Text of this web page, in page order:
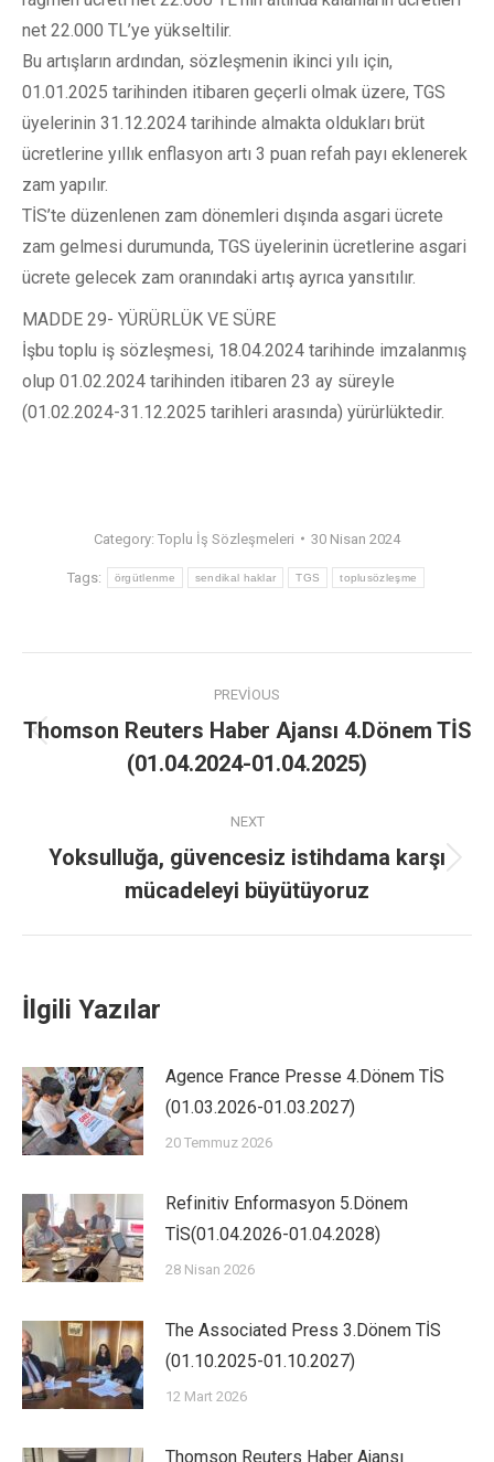
net 22.000 TL’ye yükseltilir.
Bu artışların ardından, sözleşmenin ikinci yılı için,
01.01.2025 tarihinden itibaren geçerli olmak üzere, TGS
üyelerinin 31.12.2024 tarihinde almakta oldukları brüt
ücretlerine yıllık enflasyon artı 3 puan refah payı eklenerek
zam yapılır.
TİS’te düzenlenen zam dönemleri dışında asgari ücrete
zam gelmesi durumunda, TGS üyelerinin ücretlerine asgari
ücrete gelecek zam oranındaki artış ayrıca yansıtılır.
MADDE 29- YÜRÜRLÜK VE SÜRE
İşbu toplu iş sözleşmesi, 18.04.2024 tarihinde imzalanmış
olup 01.02.2024 tarihinden itibaren 23 ay süreyle
(01.02.2024-31.12.2025 tarihleri arasında) yürürlüktedir.
Category: Toplu İş Sözleşmeleri 30 Nisan 2024
Tags: örgütlenme sendikal haklar TGS toplusözleşme
PREVIOUS
Thomson Reuters Haber Ajansı 4.Dönem TİS
(01.04.2024-01.04.2025)
NEXT
Yoksulluğa, güvencesiz istihdama karşı
mücadeleyi büyütüyoruz
İlgili Yazılar
Agence France Presse 4.Dönem TİS
(01.03.2026-01.03.2027)
20 Temmuz 2026
Refinitiv Enformasyon 5.Dönem
TİS(01.04.2026-01.04.2028)
28 Nisan 2026
The Associated Press 3.Dönem TİS
(01.10.2025-01.10.2027)
12 Mart 2026
Thomson Reuters Haber Ajansı